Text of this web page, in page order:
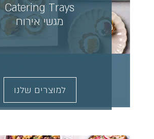
Catering Trays
מגשי אירוח
למוצרים שלנו